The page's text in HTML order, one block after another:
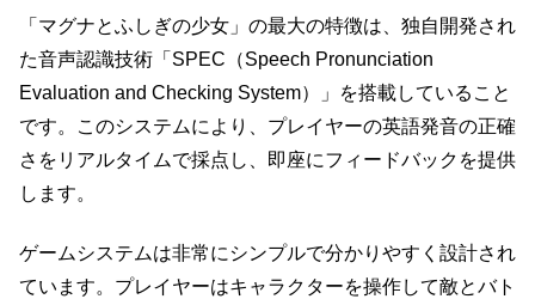
「マグナとふしぎの少女」の最大の特徴は、独自開発され
た音声認識技術「SPEC（Speech Pronunciation
Evaluation and Checking System）」を搭載していること
です。このシステムにより、プレイヤーの英語発音の正確
さをリアルタイムで採点し、即座にフィードバックを提供
します。
ゲームシステムは非常にシンプルで分かりやすく設計され
ています。プレイヤーはキャラクターを操作して敵とバト